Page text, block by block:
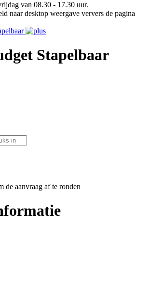
van 08.30 - 17.30 uur.
naar desktop weergave ververs de pagina
Stapelbaar
de aanvraag af te ronden